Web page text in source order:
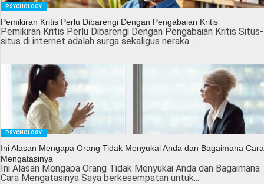
PSYCHOLOGY
Pemikiran Kritis Perlu Dibarengi Dengan Pengabaian Kritis
Pemikiran Kritis Perlu Dibarengi Dengan Pengabaian Kritis Situs-
situs di internet adalah surga sekaligus neraka...
PSYCHOLOGY
Ini Alasan Mengapa Orang Tidak Menyukai Anda dan Bagaimana Cara
Mengatasinya
Ini Alasan Mengapa Orang Tidak Menyukai Anda dan Bagaimana
Cara Mengatasinya Saya berkesempatan untuk...